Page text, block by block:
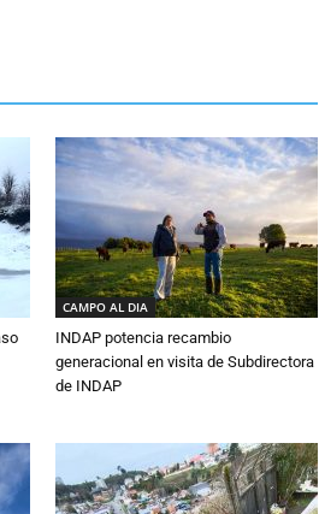
CAMPO AL DIA
INDAP potencia recambio
generacional en visita de Subdirectora
de INDAP